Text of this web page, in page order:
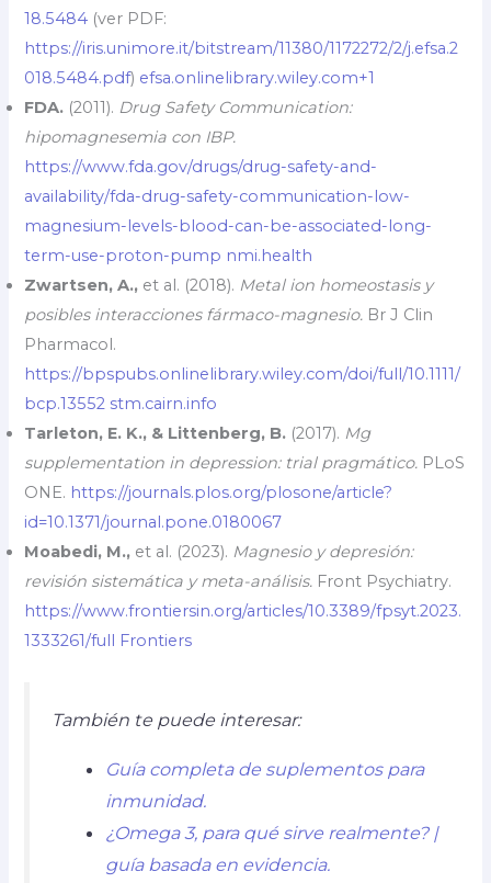
18.5484 (ver PDF:
https://iris.unimore.it/bitstream/11380/1172272/2/j.efsa.2
018.5484.pdf) efsa.onlinelibrary.wiley.com+1
FDA. (2011). Drug Safety Communication:
hipomagnesemia con IBP.
https://www.fda.gov/drugs/drug-safety-and-
availability/fda-drug-safety-communication-low-
magnesium-levels-blood-can-be-associated-long-
term-use-proton-pump nmi.health
Zwartsen, A., et al. (2018). Metal ion homeostasis y
posibles interacciones fármaco-magnesio. Br J Clin
Pharmacol.
https://bpspubs.onlinelibrary.wiley.com/doi/full/10.1111/
bcp.13552 stm.cairn.info
Tarleton, E. K., & Littenberg, B. (2017). Mg
supplementation in depression: trial pragmático. PLoS
ONE. https://journals.plos.org/plosone/article?
id=10.1371/journal.pone.0180067
Moabedi, M., et al. (2023). Magnesio y depresión:
revisión sistemática y meta-análisis. Front Psychiatry.
https://www.frontiersin.org/articles/10.3389/fpsyt.2023.
1333261/full Frontiers
También te puede interesar:
Guía completa de suplementos para
inmunidad.
¿Omega 3, para qué sirve realmente? |
guía basada en evidencia.